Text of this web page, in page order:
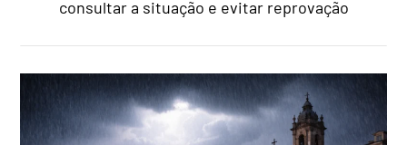
consultar a situação e evitar reprovação